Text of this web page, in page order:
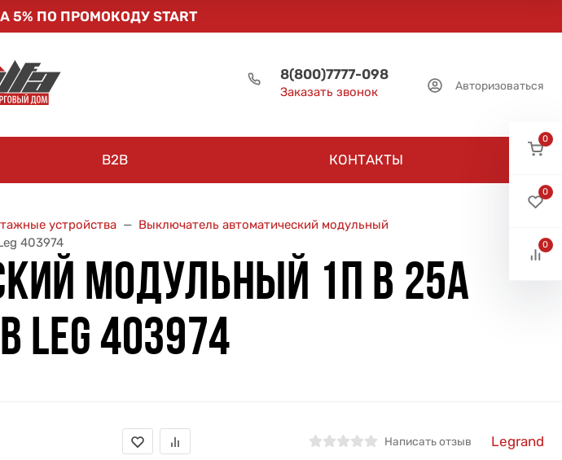
5% ПО ПРОМОКОДУ START
8(800)7777-098
Заказать звонок Авторизоваться
B2B КОНТАКТЫ
устройства
Выключатель автоматический модульный
403974
МОДУЛЬНЫЙ 1П B 25А
403974
Написать отзыв Legrand
0
0
0